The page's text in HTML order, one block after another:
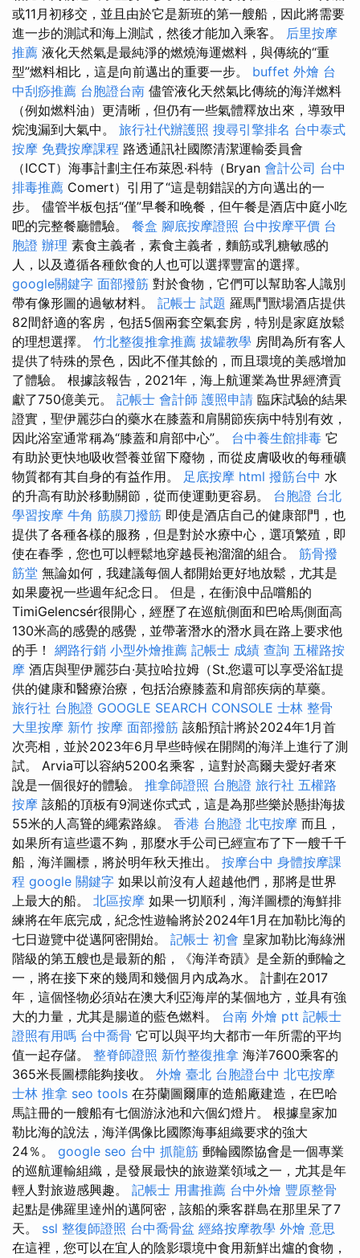
或11月初移交，並且由於它是新班的第一艘船，因此將需要
進一步的測試和海上測試，然後才能加入乘客。 后里按摩
推薦 液化天然氣是最純淨的燃燒海運燃料，與傳統的“重
型”燃料相比，這是向前邁出的重要一步。 buffet 外燴 台
中刮痧推薦 台胞證台南 儘管液化天然氣比傳統的海洋燃料
（例如燃料油）更清晰，但仍有一些氣體釋放出來，導致甲
烷洩漏到大氣中。 旅行社代辦護照 搜尋引擎排名 台中泰式
按摩 免費按摩課程 路透通訊社國際清潔運輸委員會
（ICCT）海事計劃主任布萊恩·科特（Bryan 會計公司 台中
排毒推薦 Comert）引用了“這是朝錯誤的方向邁出的一
步。 儘管半板包括“僅”早餐和晚餐，但午餐是酒店中庭小吃
吧的完整餐廳體驗。 餐盒 腳底按摩證照 台中按摩平價 台
胞證 辦理 素食主義者，素食主義者，麵筋或乳糖敏感的
人，以及遵循各種飲食的人也可以選擇豐富的選擇。
google關鍵字 面部撥筋 對於食物，它們可以幫助客人識別
帶有像形圖的過敏材料。 記帳士 試題 羅馬鬥獸場酒店提供
82間舒適的客房，包括5個兩套空氣套房，特別是家庭放鬆
的理想選擇。 竹北整復推拿推薦 拔罐教學 房間為所有客人
提供了特殊的景色，因此不僅其餘的，而且環境的美感增加
了體驗。 根據該報告，2021年，海上航運業為世界經濟貢
獻了750億美元。 記帳士 會計師 護照申請 臨床試驗的結果
證實，聖伊麗莎白的藥水在膝蓋和肩關節疾病中特別有效，
因此浴室通常稱為“膝蓋和肩部中心”。 台中養生館排毒 它
有助於更​​快地吸收營養並留下廢物，而從皮膚吸收的每種礦
物質都有其自身的有益作用。 足底按摩 html 撥筋台中 水
的升高有助於移動關節，從而使運動更容易。 台胞證 台北
學習按摩 牛角 筋膜刀撥筋 即使是酒店自己的健康部門，也
提供了各種各樣的服務，但是對於水療中心，選項繁殖，即
使在春季，您也可以輕鬆地穿越長袍溜溜的組合。 筋骨撥
筋堂 無論如何，我建議每個人都開始更好地放鬆，尤其是
如果慶祝一些週年紀念日。 但是，在衝浪中品嚐船的
TimiGelencsér很開心，經歷了在巡航側面和巴哈馬側面高
130米高的感覺的感覺，並帶著潛水的潛水員在路上要求他
的手！ 網路行銷 小型外燴推薦 記帳士 成績 查詢 五權路按
摩 酒店與聖伊麗莎白·莫拉哈拉姆（St.您還可以享受浴缸提
供的健康和醫療治療，包括治療膝蓋和肩部疾病的草藥。
旅行社 台胞證 GOOGLE SEARCH CONSOLE 士林 整骨
大里按摩 新竹 按摩 面部撥筋 該船預計將於2024年1月首
次亮相，並於2023年6月早些時候在開闊的海洋上進行了測
試。 Arvia可以容納5200名乘客，這對於高爾夫愛好者來
說是一個很好的體驗。 推拿師證照 台胞證 旅行社 五權路
按摩 該船的頂板有9洞迷你式式，這是為那些樂於懸掛海拔
55米的人高聳的繩索路線。 香港 台胞證 北屯按摩 而且，
如果所有這些還不夠，那麼水手公司已經宣布了下一艘千千
船，海洋圖標，將於明年秋天推出。 按摩台中 身體按摩課
程 google 關鍵字 如果以前沒有人超越他們，那將是世界
上最大的船。 北區按摩 如果一切順利，海洋圖標的海鮮排
練將在年底完成，紀念性遊輪將於2024年1月在加勒比海的
七日遊覽中從邁阿密開始。 記帳士 初會 皇家加勒比海綠洲
階級的第五艘也是最新的船，《海洋奇蹟》是全新的郵輪之
一，將在接下來的幾周和幾個月內成為水。 計劃在2017
年，這個怪物必須站在澳大利亞海岸的某個地方，並具有強
大的力量，尤其是腸道的藍色燃料。 台南 外燴 ptt 記帳士
證照有用嗎 台中喬骨 它可以與平均大都市一年所需的平均
值一起存儲。 整脊師證照 新竹整復推拿 海洋7600乘客的
365米長圖標能夠接收。 外燴 臺北 台胞證台中 北屯按摩
士林 推拿 seo tools 在芬蘭圖爾庫的造船廠建造，在巴哈
馬註冊的一艘船有七個游泳池和六個幻燈片。 根據皇家加
勒比海的說法，海洋偶像比國際海事組織要求的強大
24％。 google seo 台中 抓龍筋 郵輪國際協會是一個專業
的巡航運輸組織，是發展最快的旅遊業領域之一，尤其是年
輕人對旅遊感興趣。 記帳士 用書推薦 台中外燴 豐原整骨
起點是佛羅里達州的邁阿密，該船的乘客群島在那里呆了7
天。 ssl 整復師證照 台中喬骨盆 經絡按摩教學 外燴 意思
在這裡，您可以在宜人的陰影環境中食用新鮮出爐的食物，